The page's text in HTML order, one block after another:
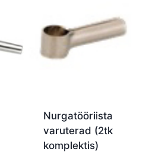
Nurgatööriista
varuterad (2tk
komplektis)